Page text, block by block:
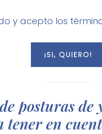
y acepto los
posturas de
tener en